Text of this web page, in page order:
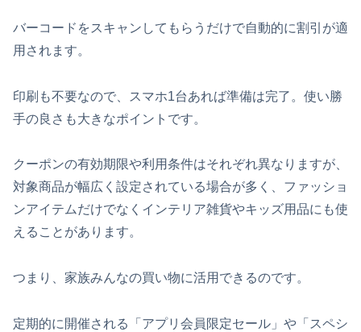
バーコードをスキャンしてもらうだけで自動的に割引が適
用されます。
印刷も不要なので、スマホ1台あれば準備は完了。使い勝
手の良さも大きなポイントです。
クーポンの有効期限や利用条件はそれぞれ異なりますが、
対象商品が幅広く設定されている場合が多く、ファッショ
ンアイテムだけでなくインテリア雑貨やキッズ用品にも使
えることがあります。
つまり、家族みんなの買い物に活用できるのです。
定期的に開催される「アプリ会員限定セール」や「スペシ